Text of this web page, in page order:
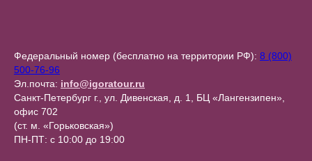
Федеральный номер (бесплатно на территории РФ): 8 (800)
500-76-96
Эл.почта: info@igoratour.ru
Санкт-Петербург г., ул. Дивенская, д. 1, БЦ «Лангензипен»,
офис 702
(ст. м. «Горьковская»)
ПН-ПТ: с 10:00 до 19:00